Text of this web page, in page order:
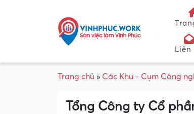
Liên
Trang chủ » Các Khu - Cụm Công
Tổng Công ty Cổ